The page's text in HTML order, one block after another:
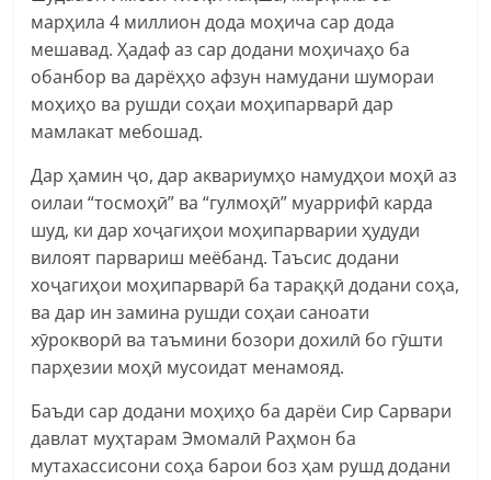
марҳила 4 миллион дода моҳича сар дода
мешавад. Ҳадаф аз сар додани моҳичаҳо ба
обанбор ва дарёҳҳо афзун намудани шумораи
моҳиҳо ва рушди соҳаи моҳипарварӣ дар
мамлакат мебошад.
Дар ҳамин ҷо, дар аквариумҳо намудҳои моҳӣ аз
оилаи “тосмоҳӣ” ва “гулмоҳӣ” муаррифӣ карда
шуд, ки дар хоҷагиҳои моҳипарварии ҳудуди
вилоят парвариш меёбанд. Таъсис додани
хоҷагиҳои моҳипарварӣ ба тараққӣ додани соҳа,
ва дар ин замина рушди соҳаи саноати
хӯрокворӣ ва таъмини бозори дохилӣ бо гӯшти
парҳезии моҳӣ мусоидат менамояд.
Баъди сар додани моҳиҳо ба дарёи Сир Сарвари
давлат муҳтарам Эмомалӣ Раҳмон ба
мутахассисони соҳа барои боз ҳам рушд додани